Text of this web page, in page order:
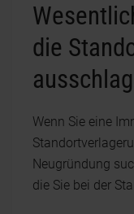
die
Wenn Sie eine
Neugründung
die Sie bei der